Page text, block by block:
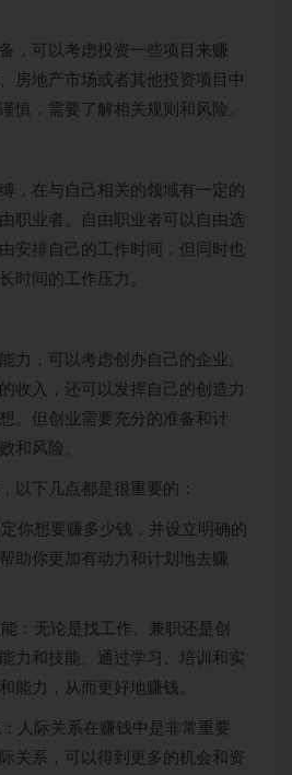
，可以考虑投资一些项目来赚
房地产市场或者其他投资项目中
慎，需要了解相关规则和风险。
，在与自己相关的领域有一定的
职业者。自由职业者可以自由选
安排自己的工作时间，但同时也
时间的工作压力。
力，可以考虑创办自己的企业。
收入，还可以发挥自己的创造力
。但创业需要充分的准备和计
和风险。
以下几点都是很重要的：
你想要赚多少钱，并设立明确的
助你更加有动力和计划地去赚
：无论是找工作、兼职还是创
力和技能。通过学习、培训和实
能力，从而更好地赚钱。
人际关系在赚钱中是非常重要
关系，可以得到更多的机会和资